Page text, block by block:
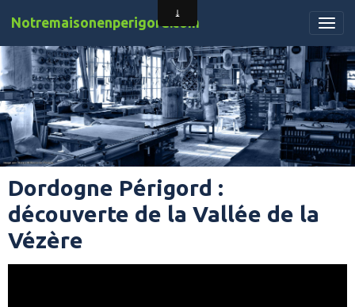
Notremaisonenperigord.com
Dordogne Périgord :
découverte de la Vallée de la
Vézère